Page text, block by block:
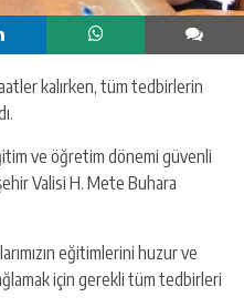
kalırken, tüm tedbirlerin
ve öğretim dönemi güvenli
Valisi H. Mete Buhara
eğitimlerini huzur ve
için gerekli tüm tedbirleri